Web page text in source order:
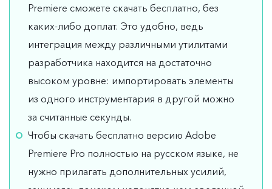
Premiere сможете скачать бесплатно, без
каких-либо доплат. Это удобно, ведь
интеграция между различными утилитами
разработчика находится на достаточно
высоком уровне: импортировать элементы
из одного инструментария в другой можно
за считанные секунды.
Чтобы скачать бесплатно версию Adobe
Premiere Pro полностью на русском языке, не
нужно прилагать дополнительных усилий,